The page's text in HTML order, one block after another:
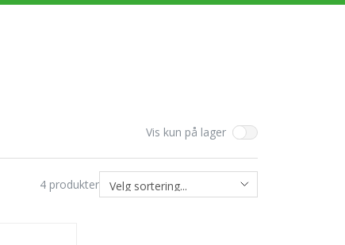
Vis kun på lager
4 produkter